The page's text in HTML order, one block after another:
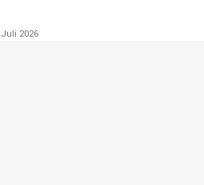
2026